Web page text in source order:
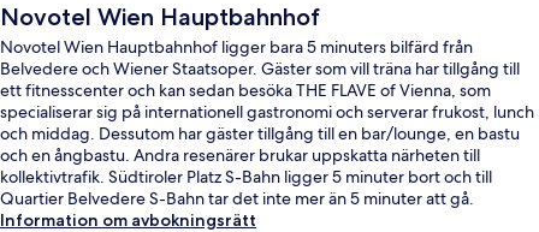
Novotel Wien Hauptbahnhof
Novotel Wien Hauptbahnhof ligger bara 5 minuters bilfärd från
Belvedere och Wiener Staatsoper. Gäster som vill träna har tillgång till
ett fitnesscenter och kan sedan besöka THE FLAVE of Vienna, som
specialiserar sig på internationell gastronomi och serverar frukost, lunch
och middag. Dessutom har gäster tillgång till en bar/lounge, en bastu
och en ångbastu. Andra resenärer brukar uppskatta närheten till
kollektivtrafik. Südtiroler Platz S-Bahn ligger 5 minuter bort och till
Quartier Belvedere S-Bahn tar det inte mer än 5 minuter att gå.
Information om avbokningsrätt